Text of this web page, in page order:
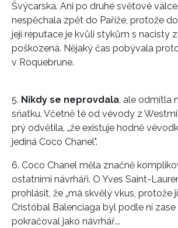
Švýcarska. Ani po druhé světové
nespěchala zpět do Paříže, protože
její reputace je kvůli stykům s nacisty
poškozená. Nějaký čas pobývala
v Roquebrune.
5. Nikdy se neprovdala, ale odmítla
sňatku. Včetně té od vévody z
prý odvětila, „že existuje hodně
jediná Coco Chanel".
6. Coco Chanel měla značně
ostatními návrháři. O Yves Saint-
prohlásit, že „má skvělý vkus, protože jí
Cristóbal Balenciaga byl podle ní zase
pokračoval jako návrhář...